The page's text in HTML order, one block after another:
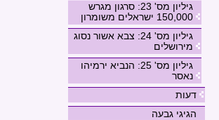
גיליון מס' 23: סרגון מגרש
150,000 ישראלים משומרון
גיליון מס' 24: צבא אשור נסוג
מירושלים
גיליון מס' 25: הנביא ירמיהו
נאסר
דעות
הגיגי גבעה